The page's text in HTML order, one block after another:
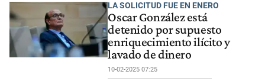
LA SOLICITUD FUE EN ENERO
Oscar González está
detenido por supuesto
enriquecimiento ilícito y
lavado de dinero
10-02-2025 07:25